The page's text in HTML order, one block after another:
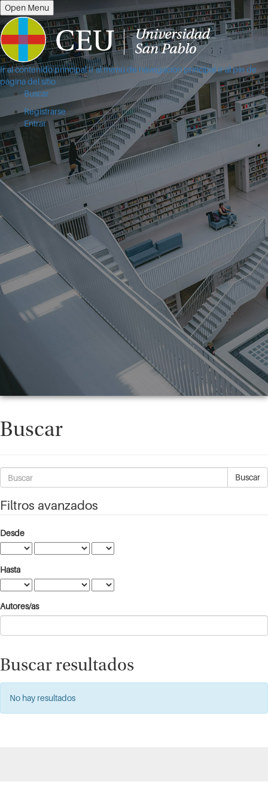
Open Menu
Ir al contenido principalIr al menú de navegación principal Ir al pie de
página del sitio
Buscar
Registrarse
Entrar
Buscar
Buscar
artículos
Filtros avanzados
Desde
Hasta
Autores/as
Buscar resultados
No hay resultados